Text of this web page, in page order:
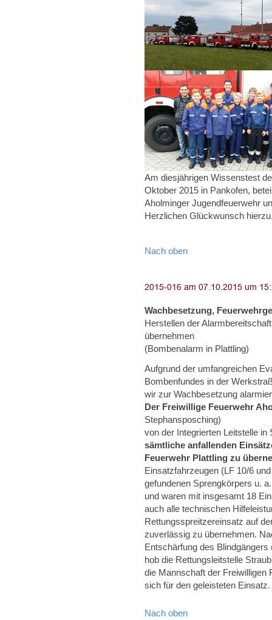
Am diesjährigen Wissenstest
Oktober 2015 in Pankofen,
Aholminger Jugendfeuerwehr
Herzlichen Glückwunsch
Nach oben
Wachbesetzung,
Herstellen der
übernehmen
(Bombenalarm in Plattling)
Aufgrund der umfangreichen
Bombenfundes in der
wir zur Wachbesetzung
Der Freiwillige Feuerwehr
Stephansposching)
von der Integrierten Leitstelle in
sämtliche anfallenden
Feuerwehr Plattling zu
Einsatzfahrzeugen (LF 10/6
gefundenen Sprengkörpers u.
und waren mit insgesamt 18
auch alle technischen
Rettungsspreitzereinsatz auf
zuverlässig zu übernehmen.
Entschärfung des
hob die Rettungsleitstelle
die Mannschaft der Freiwilligen
sich für den geleisteten Einsatz.
Nach oben